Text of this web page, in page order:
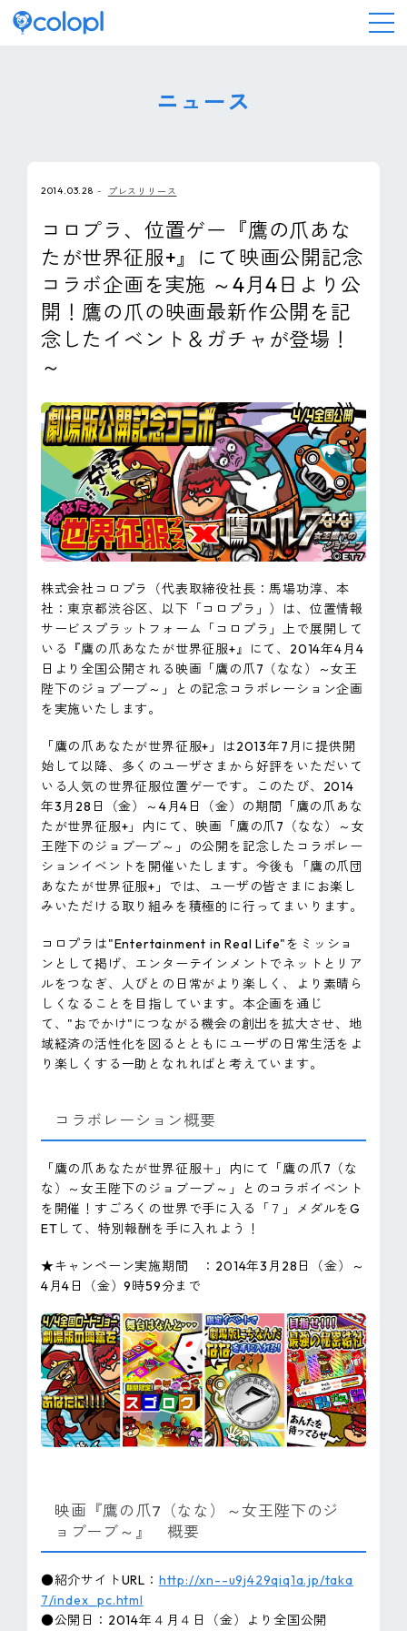
IR情報
採用情報
サステナビリティ
ピンマーク
EN
ニュース
2014.03.28 プレスリリース
コロプラ、位置ゲー『鷹の爪あな
たが世界征服+』にて映画公開記念
コラボ企画を実施 ～4月4日より公
開！鷹の爪の映画最新作公開を記
念したイベント＆ガチャが登場！
～
株式会社コロプラ（代表取締役社長：馬場功淳、本
社：東京都渋谷区、以下「コロプラ」）は、位置情報
サービスプラットフォーム「コロプラ」上で展開して
いる『鷹の爪あなたが世界征服+』にて、2014年4月4
日より全国公開される映画「鷹の爪7（なな）～女王
陛下のジョブーブ～」との記念コラボレーション企画
を実施いたします。
「鷹の爪あなたが世界征服+」は2013年7月に提供開
始して以降、多くのユーザさまから好評をいただいて
いる人気の世界征服位置ゲーです。このたび、2014
年3月28日（金）～4月4日（金）の期間「鷹の爪あな
たが世界征服+」内にて、映画「鷹の爪7（なな）～女
王陛下のジョブーブ～」の公開を記念したコラボレー
ションイベントを開催いたします。今後も「鷹の爪団
あなたが世界征服+」では、ユーザの皆さまにお楽し
みいただける取り組みを積極的に行ってまいります。
コロプラは"Entertainment in Real Life"をミッショ
ンとして掲げ、エンターテインメントでネットとリア
ルをつなぎ、人びとの日常がより楽しく、より素晴ら
しくなることを目指しています。本企画を通じ
て、"おでかけ"につながる機会の創出を拡大させ、地
域経済の活性化を図るとともにユーザの日常生活をよ
り楽しくする一助となれればと考えています。
コラボレーション概要
「鷹の爪あなたが世界征服＋」内にて「鷹の爪7（な
な）～女王陛下のジョブーブ～」とのコラボイベント
を開催！すごろくの世界で手に入る「７」メダルをG
ETして、特別報酬を手に入れよう！
★キャンペーン実施期間 ：2014年3月28日（金）～
4月4日（金）9時59分まで
映画『鷹の爪7（なな）～女王陛下のジ
ョブーブ～』 概要
●紹介サイトURL： http://xn--u9j429qiq1a.jp/taka
7/index_pc.html
●公開日：2014年４月４日（金）より全国公開